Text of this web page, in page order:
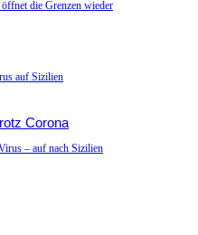
die Grenzen wieder
auf Sizilien
– auf nach Sizilien